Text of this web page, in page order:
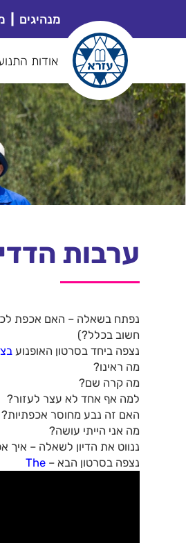
מנהיגים
אודות
ערבות
נפתח בשאלה – האם אכפת
חשוב בכלל?)
נצפה ביחד בסרטון האופנוע
מה ראינו?
מה קרה שם?
למה אף אחד לא עצר לעזור?
האם זה נבע מחוסר אכפתיות?
מה אני הייתי עושה?
ננווט את הדיון לשאלה –
נצפה בסרטון הבא –The